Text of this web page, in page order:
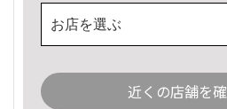
お店を選ぶ
近くの店舗を